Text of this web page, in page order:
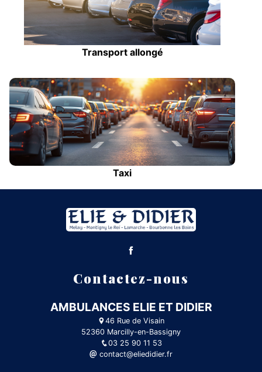
Transport allongé
Taxi
Contactez-nous
AMBULANCES ELIE ET DIDIER
46 Rue de Visain
52360 Marcilly-en-Bassigny
03 25 90 11 53
contact@eliedidier.fr